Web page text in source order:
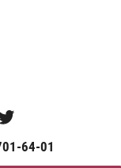
64-01